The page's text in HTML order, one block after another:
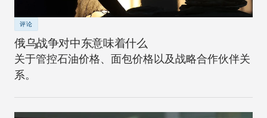
评论
俄乌战争对中东意味着什么
关于管控石油价格、面包价格以及战略合作伙伴关
系。